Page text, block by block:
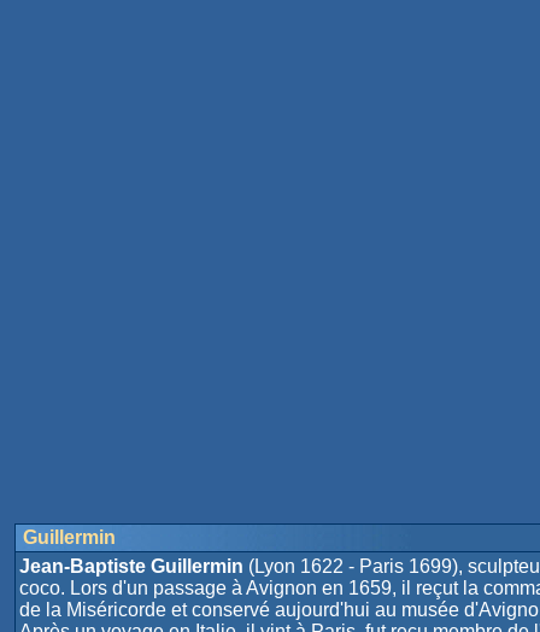
Guillermin
Jean-Baptiste Guillermin (Lyon 1622 - Paris 1699),
coco. Lors d'un passage à Avignon en 1659, il reçut la
de la Miséricorde et conservé aujourd'hui au musée